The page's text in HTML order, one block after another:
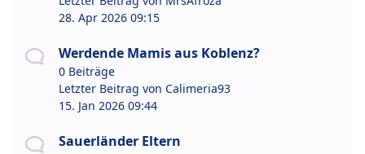
28. Apr 2026 09:15
Werdende Mamis aus Koblenz?
0 Beiträge
Letzter Beitrag von Calimeria93
15. Jan 2026 09:44
Sauerländer Eltern